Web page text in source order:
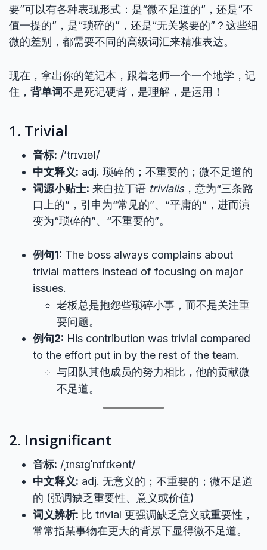
要”可以有各种表现形式：是“微不足道的”，还是“不
值一提的”，是“琐碎的”，还是“无关紧要的”？这些细
微的差别，都需要不同的高级词汇来精准表达。
现在，拿出你的笔记本，跟着老师一个一个地学，记
住， 背单词不是死记硬背，是理解，是运用！
1. Trivial
音标: /’trɪvɪəl/
中文释义: adj. 琐碎的；不重要的；微不足道的
词源小贴士: 来自拉丁语 trivialis，意为“三条路
口上的”，引申为“常见的”、“平庸的”，进而演
变为“琐碎的”、“不重要的”。
例句1: The boss always complains about
trivial matters instead of focusing on major
issues.
老板总是抱怨些琐碎小事，而不是关注重
要问题。
例句2: His contribution was trivial compared
to the effort put in by the rest of the team.
与团队其他成员的努力相比，他的贡献微
不足道。
2. Insignificant
音标: /ˌɪnsɪɡˈnɪfɪkənt/
中文释义: adj. 无意义的；不重要的；微不足道
的 (强调缺乏重要性、意义或价值)
词义辨析: 比 trivial 更强调缺乏意义或重要性，
常常指某事物在更大的背景下显得微不足道。